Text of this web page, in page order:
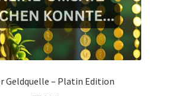
Geldquelle – Platin Edition